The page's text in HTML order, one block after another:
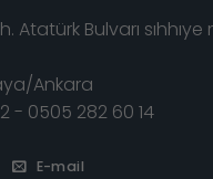
Atatürk Bulvarı sıhhıye
Ankara
- 0505 282 60 14
E-mail